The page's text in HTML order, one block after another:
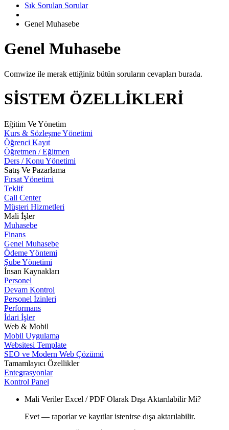
Sık Sorulan Sorular
Genel Muhasebe
Genel Muhasebe
Comwize ile merak ettiğiniz bütün soruların cevapları burada.
SİSTEM ÖZELLİKLERİ
Eğitim Ve Yönetim
Kurs & Sözleşme Yönetimi
Öğrenci Kayıt
Öğretmen / Eğitmen
Ders / Konu Yönetimi
Satış Ve Pazarlama
Fırsat Yönetimi
Teklif
Call Center
Müşteri Hizmetleri
Mali İşler
Muhasebe
Finans
Genel Muhasebe
Ödeme Yöntemi
Şube Yönetimi
İnsan Kaynakları
Personel
Devam Kontrol
Personel İzinleri
Performans
İdari İşler
Web & Mobil
Mobil Uygulama
Websitesi Template
SEO ve Modern Web Çözümü
Tamamlayıcı Özellikler
Entegrasyonlar
Kontrol Panel
Mali Veriler Excel / PDF Olarak Dışa Aktarılabilir Mi?
Evet — raporlar ve kayıtlar istenirse dışa aktarılabilir.